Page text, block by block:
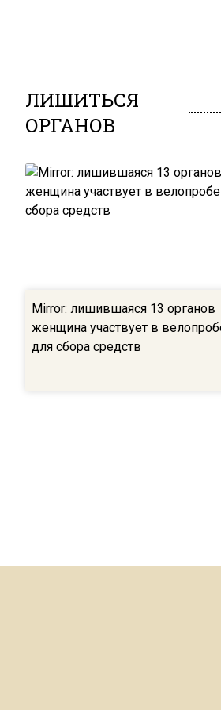
ЛИШИТЬСЯ
ОРГАНОВ
Mirror: лишившаяся 13 органов
женщина участвует в
для сбора средств